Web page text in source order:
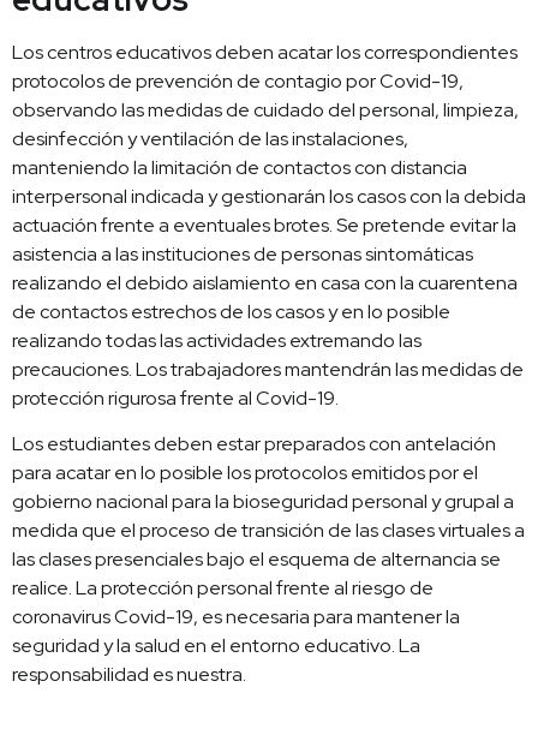
Los centros educativos deben acatar los correspondientes
protocolos de prevención de contagio por Covid-19,
observando las medidas de cuidado del personal, limpieza,
desinfección y ventilación de las instalaciones,
manteniendo la limitación de contactos con distancia
interpersonal indicada y gestionarán los casos con la debida
actuación frente a eventuales brotes. Se pretende evitar la
asistencia a las instituciones de personas sintomáticas
realizando el debido aislamiento en casa con la cuarentena
de contactos estrechos de los casos y en lo posible
realizando todas las actividades extremando las
precauciones. Los trabajadores mantendrán las medidas de
protección rigurosa frente al Covid-19.
Los estudiantes deben estar preparados con antelación
para acatar en lo posible los protocolos emitidos por el
gobierno nacional para la bioseguridad personal y grupal a
medida que el proceso de transición de las clases virtuales a
las clases presenciales bajo el esquema de alternancia se
realice. La protección personal frente al riesgo de
coronavirus Covid-19, es necesaria para mantener la
seguridad y la salud en el entorno educativo. La
responsabilidad es nuestra.